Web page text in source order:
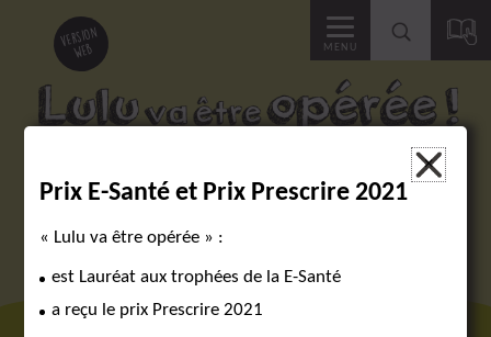
Des outils pour réussir un parcours chirurgical complexe
version
web MENU
Accéder
la
Prix E-Santé et Prix Prescrire 2021
« Lulu va être opérée » :
est Lauréat aux trophées de la E-Santé
a reçu le prix Prescrire 2021
×